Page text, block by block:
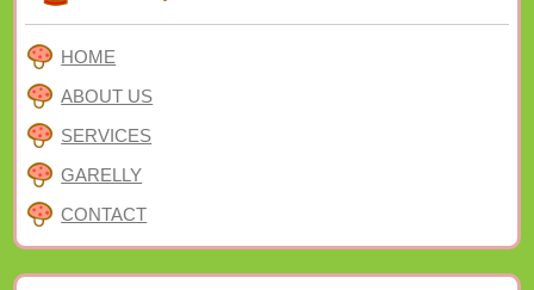
HOME
ABOUT US
SERVICES
GARELLY
CONTACT